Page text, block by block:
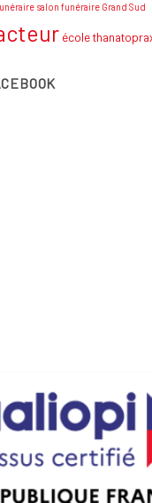
salon funéraire Grand Sud
école